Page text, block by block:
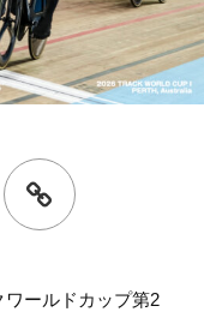
ワールドカップ第2